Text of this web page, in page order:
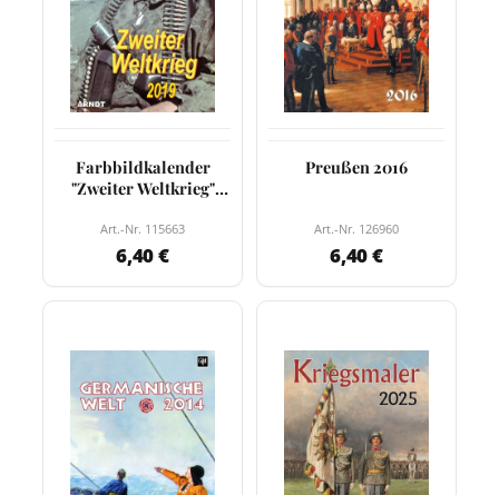
Farbbildkalender
"Zweiter Weltkrieg"
Art.-Nr. 115663
6,40 €
Preußen 2016
Art.-Nr. 126960
6,40 €